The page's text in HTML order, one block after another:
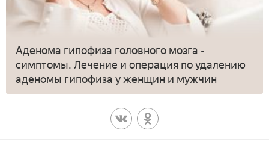
Аденома гипофиза головного мозга -
симптомы. Лечение и операция по удалению
аденомы гипофиза у женщин и мужчин